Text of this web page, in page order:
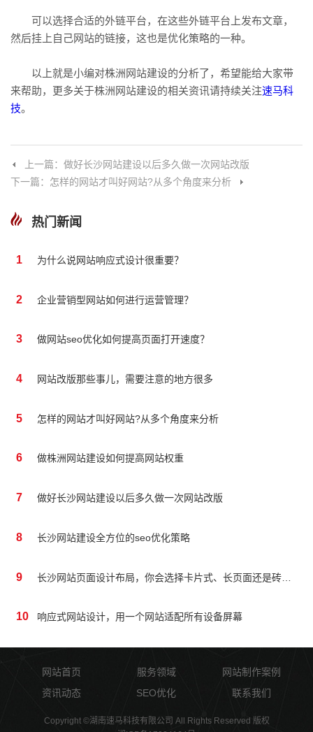
可以选择合适的外链平台，在这些外链平台上发布文章，
然后挂上自己网站的链接，这也是优化策略的一种。
以上就是小编对株洲网站建设的分析了，希望能给大家带
来帮助，更多关于株洲网站建设的相关资讯请持续关注速马科
技。
上一篇：做好长沙网站建设以后多久做一次网站改版
下一篇：怎样的网站才叫好网站?从多个角度来分析
热门新闻
1 为什么说网站响应式设计很重要？
2 企业营销型网站如何进行运营管理？
3 做网站seo优化如何提高页面打开速度？
4 网站改版那些事儿，需要注意的地方很多
5 怎样的网站才叫好网站?从多个角度来分析
6 做株洲网站建设如何提高网站权重
7 做好长沙网站建设以后多久做一次网站改版
8 长沙网站建设全方位的seo优化策略
9
10 响应式网站设计，用一个网站适配所有设备屏幕
网站首页 服务领域
网站制作案例
资讯动态
SEO优化 联系我们
Copyright ©湖南速马科技有限公司 All Rights Reserved 版权